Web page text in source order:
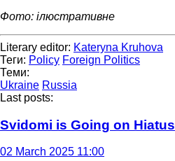
Фото: ілюстративне
Literary editor: Kateryna Kruhova
Теги: Policy Foreign Politics
Теми:
Ukraine Russia
Last posts:
Svidomi is Going on Hiatus
02 March 2025 11:00